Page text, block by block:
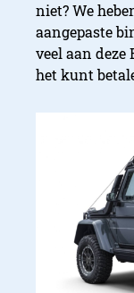
niet? We
aangepaste
veel aan deze
het kunt